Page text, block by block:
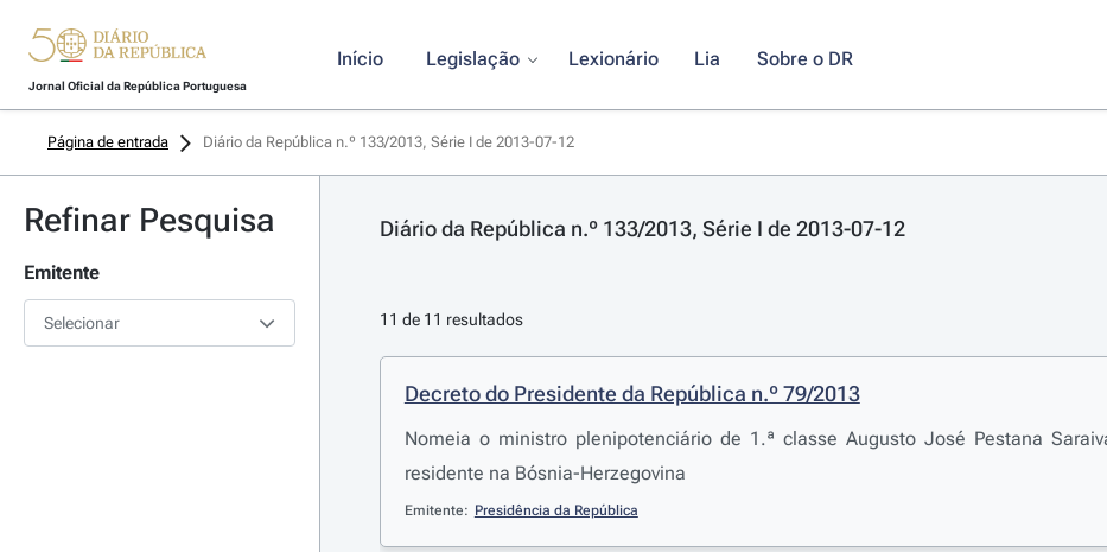
Jornal Oficial da República Portuguesa
Início Legislação Lexionário Lia Sobre o DR
Página de entrada Diário da República n.º 133/2013, Série I de 2013-07-12
Refinar Pesquisa
Emitente
Selecionar
Diário da República n.º 133/2013, Série I de 2013-07-12
11 de 11 resultados
Decreto do Presidente da República n.º 79/2013
Nomeia o ministro plenipotenciário de 1.ª classe Augusto José Pestana
residente na Bósnia-Herzegovina
Emitente: Presidência da República